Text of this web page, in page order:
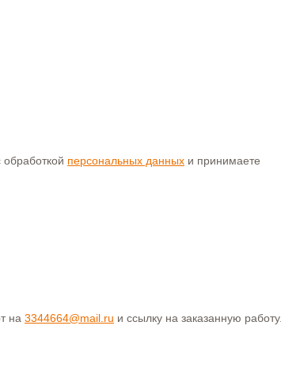
обработкой персональных данных и принимаете
на 3344664@mail.ru и ссылку на заказанную работу.